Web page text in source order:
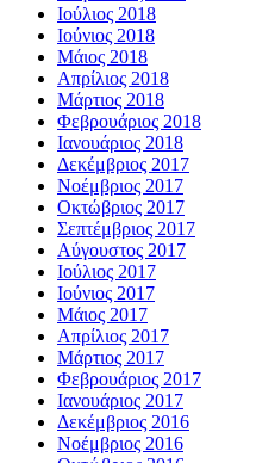
Ιούλιος 2018
Ιούνιος 2018
Μάιος 2018
Απρίλιος 2018
Μάρτιος 2018
Φεβρουάριος 2018
Ιανουάριος 2018
Δεκέμβριος 2017
Νοέμβριος 2017
Οκτώβριος 2017
Σεπτέμβριος 2017
Αύγουστος 2017
Ιούλιος 2017
Ιούνιος 2017
Μάιος 2017
Απρίλιος 2017
Μάρτιος 2017
Φεβρουάριος 2017
Ιανουάριος 2017
Δεκέμβριος 2016
Νοέμβριος 2016